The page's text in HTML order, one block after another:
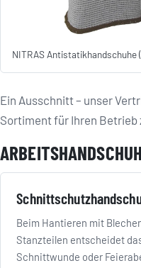
NITRAS Antistatikhandschuhe
Ein Ausschnitt – unser
Sortiment für Ihren Betrieb
Beim Hantieren mit
Stanzteilen entscheidet
Schnittwunde oder